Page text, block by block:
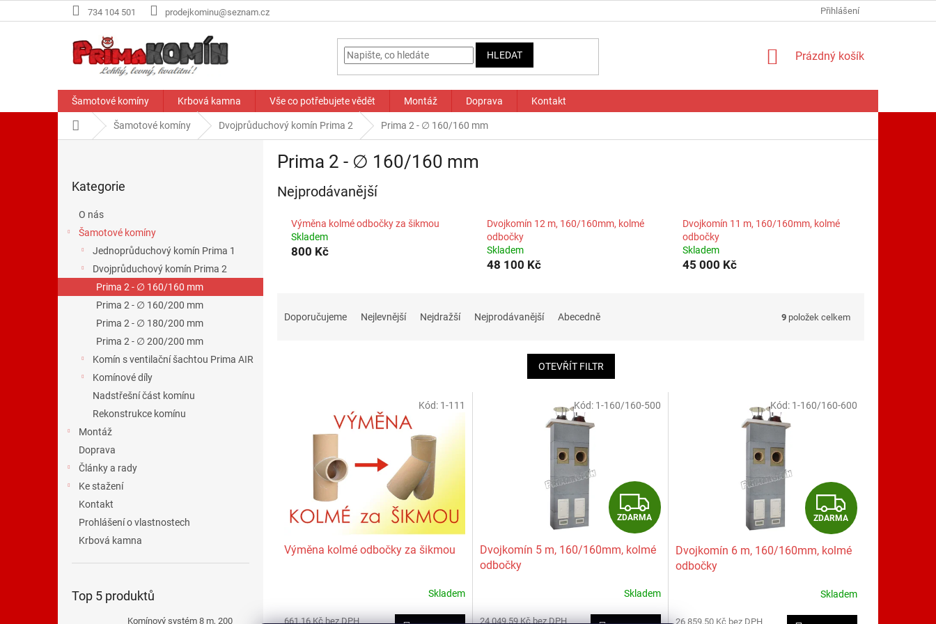
na
734 104 501 prodejkominu@seznam.cz Přihlášení
HLEDAT
NÁKUPNÍ
Prázdný košík
Šamotové komíny Krbová kamna Vše co potřebujete vědět Montáž Doprava Kontakt
Domů Šamotové komíny Dvojprůduchový komín Prima 2 Prima 2 - ∅ 160/160 mm
a
kategorie
Kategorie
O nás
Šamotové komíny
Jednoprůduchový komín Prima 1
Dvojprůduchový komín Prima 2
Prima 2 - ∅ 160/160 mm
Prima 2 - ∅ 160/200 mm
Prima 2 - ∅ 180/200 mm
Prima 2 - ∅ 200/200 mm
Komín s ventilační šachtou Prima AIR
Komínové díly
Nadstřešní část komínu
Rekonstrukce komínu
Montáž
Doprava
Články a rady
Ke stažení
Kontakt
Prohlášení o vlastnostech
Krbová kamna
Top 5 produktů
Komínový systém 8 m, 200
Prima 2 - ∅ 160/160 mm
Nejprodávanější
Výměna kolmé odbočky za šikmou
Skladem
800 Kč
Dvojkomín 12 m, 160/160mm, kolmé
odbočky
Skladem
48 100 Kč
Dvojkomín 11 m, 160/160mm, kolmé
odbočky
Skladem
45 000 Kč
Doporučujeme Nejlevnější Nejdražší Nejprodávanější Abecedně 9 položek celkem
OTEVŘÍT FILTR
Výměna kolmé odbočky za šikmou
Skladem
661,16 Kč bez DPH
Kód: 1-111
Z
D
A
R
ZDARMA
Dvojkomín 5 m, 160/160mm, kolmé
odbočky
Skladem
24 049,59 Kč bez DPH
Kód: 1-160/160-500
Z
D
A
R
ZDARMA
Dvojkomín 6 m, 160/160mm, kolmé
odbočky
Skladem
26 859,50 Kč bez DPH
Kód: 1-160/160-600